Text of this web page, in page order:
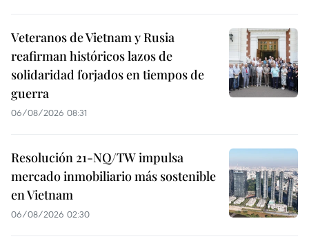
Veteranos de Vietnam y Rusia
reafirman históricos lazos de
solidaridad forjados en tiempos de
guerra
06/08/2026 08:31
Resolución 21-NQ/TW impulsa
mercado inmobiliario más sostenible
en Vietnam
06/08/2026 02:30